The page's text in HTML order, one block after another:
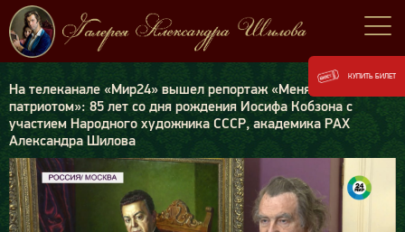
На телеканале «Мир24» вышел репортаж «Меня воспитали
патриотом»: 85 лет со дня рождения Иосифа Кобзона с
участием Народного художника СССР, академика РАХ
Александра Шилова
КУПИТЬ БИЛЕТ